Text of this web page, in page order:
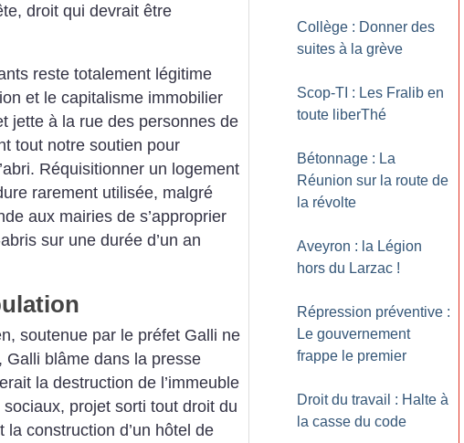
droit qui devrait être
reste totalement légitime
et le capitalisme immobilier
jette à la rue des personnes de
tout notre soutien pour
Réquisitionner un logement
rarement utilisée, malgré
aux mairies de s’approprier
sur une durée d’un an
soutenue par le préfet Galli ne
Galli blâme dans la presse
la destruction de l’immeuble
projet sorti tout droit du
construction d’un hôtel de
Collège : Donner des
suites à la grève
Scop-TI : Les Fralib en
toute liberThé
Bétonnage : La
Réunion sur la route de
la révolte
Aveyron : la Légion
hors du Larzac !
Répression préventive :
Le gouvernement
frappe le premier
Droit du travail : Halte à
la casse du code